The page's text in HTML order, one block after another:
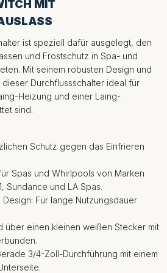
MIT
ist speziell dafür ausgelegt, den
und Frostschutz in Spa- und
Mit seinem robusten Design und
Durchflussschalter ideal für
Heizung und einer Laing-
sind.
Schutz gegen das Einfrieren
Spas und Whirlpools von Marken
Sundance und LA Spas.
Für lange Nutzungsdauer
über einen kleinen weißen Stecker mit
3/4-Zoll-Durchführung mit einem